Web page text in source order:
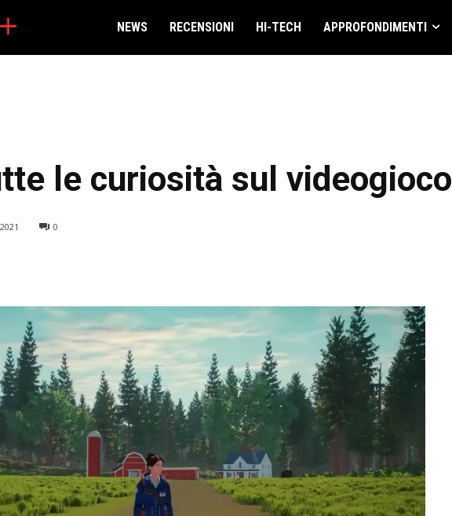
NEWS RECENSIONI HI-TECH APPROFONDIMENTI
le curiosità sul videogioco
0